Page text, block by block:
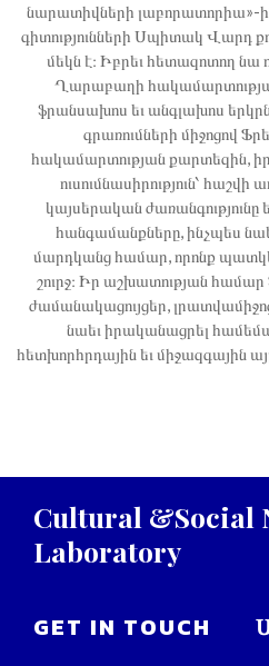
նարատիվների լաբորատորիա»-
գիտությունների Սպիտակ Վարդ
մեկն է։ Իբրեւ հետազոտող նա
Ղարաբաղի
ֆրանսախոս եւ անգլախոս
գրառումների միջոցով
հակամարտության քարտեզին,
ուսումնասիրություն՝
կայսերական
հանգամանքները, ինչպես
մարդկանց համար, որոնք
շուրջ։ Իր աշխատության
ժամանակացույցեր,
նաեւ իրականացրել
հետխորհրդային եւ միջազգային
Cultural &Social
Laboratory
GET IN TOUCH